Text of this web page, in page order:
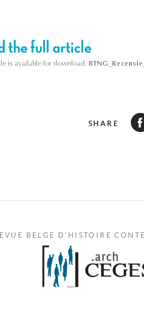
the full article
is available for download:
SHARE
BELGE D'HISTOIRE